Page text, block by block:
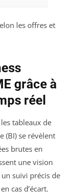
les offres et
grâce à
réel
tableaux de
(BI) se révèlent
brutes en
une vision
suivi précis de
cas d’écart.